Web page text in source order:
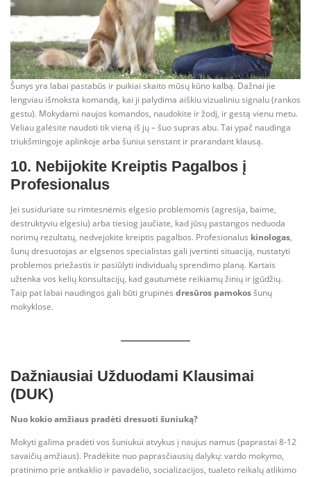
Šunys yra labai pastabūs ir puikiai skaito mūsų kūno kalbą. Dažnai jie
lengviau išmoksta komandą, kai ji palydima aiškiu vizualiniu signalu (rankos
gestu). Mokydami naujos komandos, naudokite ir žodį, ir gestą vienu metu.
Vėliau galėsite naudoti tik vieną iš jų – šuo supras abu. Tai ypač naudinga
triukšmingoje aplinkoje arba šuniui senstant ir prarandant klausą.
10. Nebijokite Kreiptis Pagalbos į
Profesionalus
Jei susiduriate su rimtesnėmis elgesio problemomis (agresija, baime,
destruktyviu elgesiu) arba tiesiog jaučiate, kad jūsų pastangos neduoda
norimų rezultatų, nedvejokite kreiptis pagalbos. Profesionalus kinologas,
šunų dresuotojas ar elgsenos specialistas gali įvertinti situaciją, nustatyti
problemos priežastis ir pasiūlyti individualų sprendimo planą. Kartais
užtenka vos kelių konsultacijų, kad gautumėte reikiamų žinių ir įgūdžių.
Taip pat labai naudingos gali būti grupinės dresūros pamokosšunų
mokyklose.
Dažniausiai Užduodami Klausimai
(DUK)
Nuo kokio amžiaus pradėti dresuoti šuniuką?
Mokyti galima pradėti vos šuniukui atvykus į naujus namus (paprastai 8-12
savaičių amžiaus). Pradėkite nuo paprasčiausių dalykų: vardo mokymo,
pratinimo prie antkaklio ir pavadėlio, socializacijos, tualeto reikalų atlikimo